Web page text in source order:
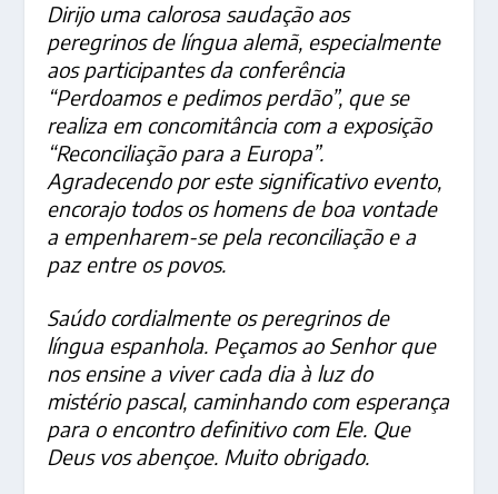
Dirijo uma calorosa saudação aos
peregrinos de língua alemã, especialmente
aos participantes da conferência
“Perdoamos e pedimos perdão”, que se
realiza em concomitância com a exposição
“Reconciliação para a Europa”.
Agradecendo por este significativo evento,
encorajo todos os homens de boa vontade
a empenharem-se pela reconciliação e a
paz entre os povos.
Saúdo cordialmente os peregrinos de
língua espanhola. Peçamos ao Senhor que
nos ensine a viver cada dia à luz do
mistério pascal, caminhando com esperança
para o encontro definitivo com Ele. Que
Deus vos abençoe. Muito obrigado.